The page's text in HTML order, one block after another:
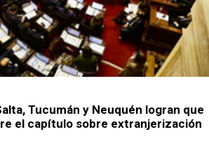
Tucumán y Neuquén logran que
el capítulo sobre extranjerización